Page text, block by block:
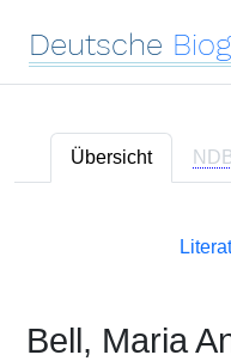
Deutsche
Übersicht
Bell, Maria